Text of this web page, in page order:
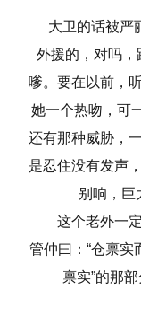
大卫的话被严
外援的，对吗，
嗲。要在以前，
她一个热吻，可
还有那种威胁，
是忍住没有发声
别响，巨
这个老外一
管仲曰：“仓禀实
禀实”的那